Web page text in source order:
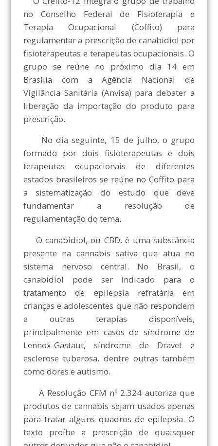
no Conselho Federal de Fisioterapia e
Terapia Ocupacional (Coffito) para
regulamentar a prescrição de canabidiol por
fisioterapeutas e terapeutas ocupacionais. O
grupo se reúne no próximo dia 14 em
Brasília com a Agência Nacional de
Vigilância Sanitária (Anvisa) para debater a
liberação da importação do produto para
prescrição.
No dia seguinte, 15 de julho, o grupo
formado por dois fisioterapeutas e dois
terapeutas ocupacionais de diferentes
estados brasileiros se reúne no Coffito para
a sistematização do estudo que deve
fundamentar a resolução de
regulamentação do tema.
O canabidiol, ou CBD, é uma substância
presente na cannabis sativa que atua no
sistema nervoso central. No Brasil, o
canabidiol pode ser indicado para o
tratamento de epilepsia refratária em
crianças e adolescentes que não respondem
a outras terapias disponíveis,
principalmente em casos de síndrome de
Lennox-Gastaut, síndrome de Dravet e
esclerose tuberosa, dentre outras também
como dores e autismo.
A Resolução CFM nº 2.324 autoriza que
produtos de cannabis sejam usados apenas
para tratar alguns quadros de epilepsia. O
texto proíbe a prescrição de quaisquer